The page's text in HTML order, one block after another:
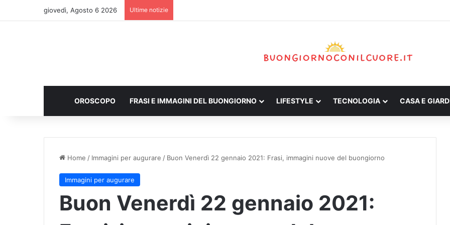
giovedì, Agosto 6 2026 Ultime notizie
OROSCOPO FRASI E IMMAGINI DEL BUONGIORNO LIFESTYLE TECNOLOGIA CASA E
Home / Immagini per augurare / Buon Venerdì 22 gennaio 2021: Frasi, immagini nuove del buongiorno
Immagini per augurare
Buon Venerdì 22 gennaio 2021: